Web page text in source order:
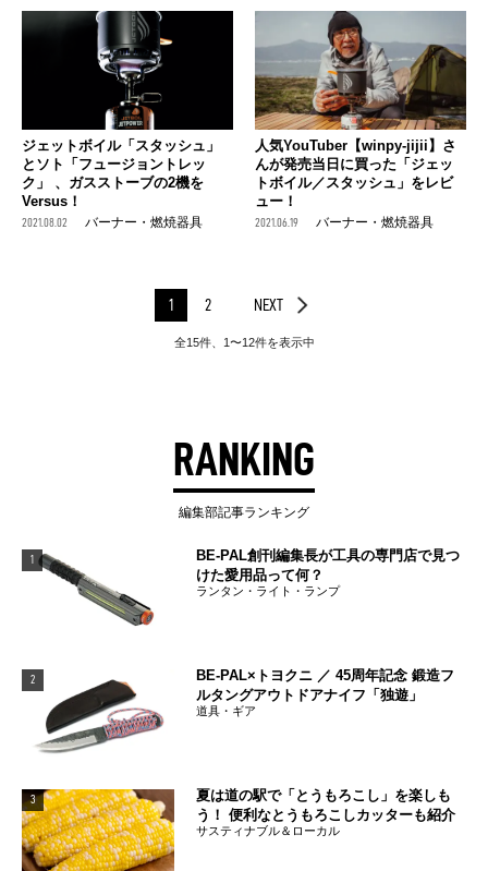
ジェットボイル「スタッシュ」
とソト「フュージョントレッ
ク」 、ガスストーブの2機を
Versus！
2021.08.02 バーナー・燃焼器具
人気YouTuber【winpy-jijii】さ
んが発売当日に買った「ジェッ
トボイル／スタッシュ」をレビ
ュー！
2021.06.19 バーナー・燃焼器具
1 2 NEXT
全15件、1〜12件を表示中
RANKING
編集部記事ランキング
1
BE-PAL創刊編集長が工具の専門店で見つ
けた愛用品って何？
ランタン・ライト・ランプ
2
BE-PAL×トヨクニ ／ 45周年記念 鍛造フ
ルタングアウトドアナイフ「独遊」
道具・ギア
3
夏は道の駅で「とうもろこし」を楽しも
う！ 便利なとうもろこしカッターも紹介
サスティナブル＆ローカル